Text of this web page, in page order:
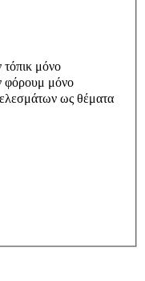
μόνο
φόρουμ μόνο
ως θέματα